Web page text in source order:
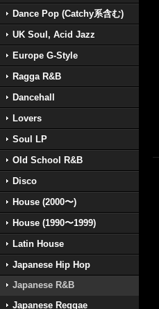
Dance Pop (Catchy系含む)
UK Soul, Acid Jazz
Europe G-Style
Ragga R&B
Dancehall
Lovers
Soul LP
Old School R&B
Disco
House (2000〜)
House (1990〜1999)
Latin House
Japanese Hip Hop
Japanese R&B
Japanese Reggae